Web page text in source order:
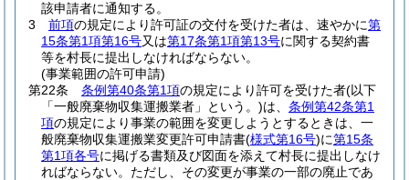
該申請者に通知する。
3
前項の規定により許可証の交付を受けた者は、速やかに第
15条第1項第16号又は第17条第1項第13号に関する契約書
等を村長に提出しなければならない。
(事業範囲の許可申請)
第22条
条例第40条第1項の規定により許可を受けた者(以下
「一般廃棄物収集運搬業者」という。)は、 条例第42条第1
項の規定により事業の範囲を変更しようとするときは、一
般廃棄物収集運搬業変更許可申請書(様式第16号)に第15条
第1項各号に掲げる書類及び図面を添えて村長に提出しなけ
ればならない。 ただし、その変更が事業の一部の廃止であ